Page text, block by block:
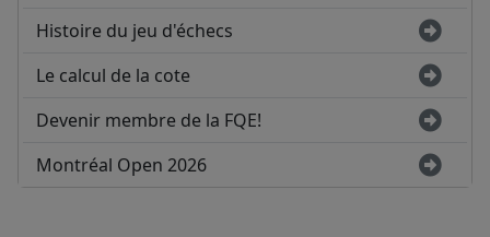
Histoire du jeu d'échecs
Le calcul de la cote
Devenir membre de la FQE!
Montréal Open 2026